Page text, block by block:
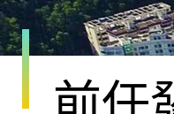
前任